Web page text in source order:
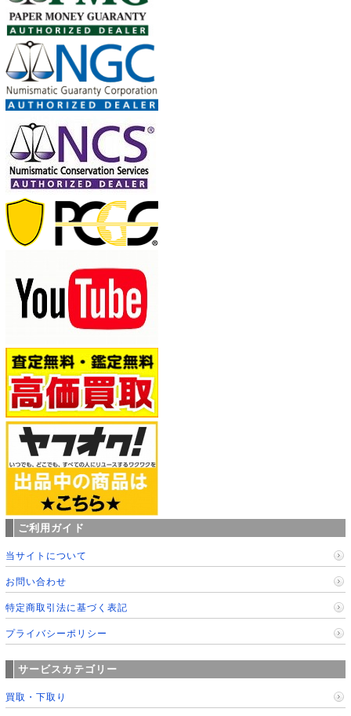
ご利用ガイド
当サイトについて
お問い合わせ
特定商取引法に基づく表記
プライバシーポリシー
サービスカテゴリー
買取・下取り